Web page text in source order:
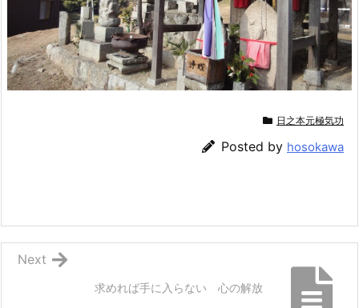
日之本元極気功
Posted by hosokawa
求めれば手に入らない 心の解放
Next